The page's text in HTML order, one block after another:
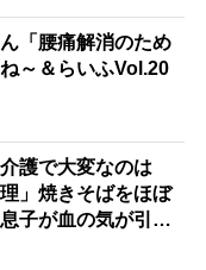
「腰痛解消のため
～＆らいふVol.20
護で大変なのは
理」焼きそばをほぼ
子が血の気が引い